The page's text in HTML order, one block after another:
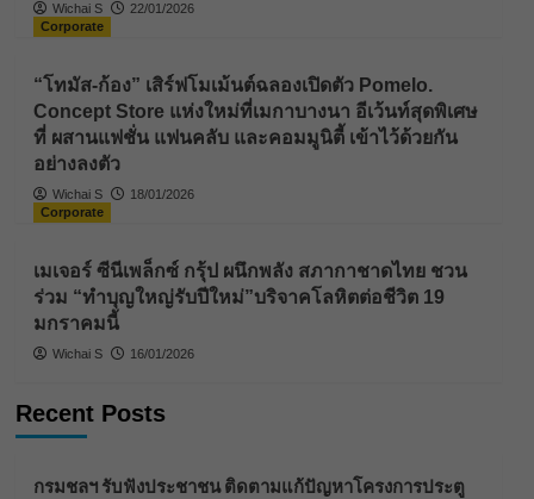
Wichai S
22/01/2026
Corporate
“โทมัส-ก้อง” เสิร์ฟโมเม้นต์ฉลองเปิดตัว Pomelo.
Concept Store แห่งใหม่ที่เมกาบางนา อีเว้นท์สุดพิเศษ
ที่ ผสานแฟชั่น แฟนคลับ และคอมมูนิตี้ เข้าไว้ด้วยกัน
อย่างลงตัว
Wichai S
18/01/2026
Corporate
เมเจอร์ ซีนีเพล็กซ์ กรุ้ป ผนึกพลัง สภากาชาดไทย ชวน
ร่วม “ทำบุญใหญ่รับปีใหม่”บริจาคโลหิตต่อชีวิต 19
มกราคมนี้
Wichai S 16/01/2026
Recent Posts
กรมชลฯ รับฟังประชาชน ติดตามแก้ปัญหาโครงการประตู